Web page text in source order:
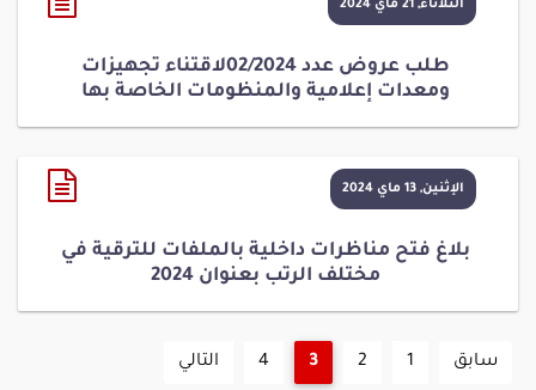
الثلاثاء, 21 ماي 2024
طلب عروض عدد 02/2024لاقتناء تجهيزات
ومعدات إعلامية والمنظومات الخاصة بها
الإثنين, 13 ماي 2024
بلاغ فتح مناظرات داخلية بالملفات للترقية في
مختلف الرتب بعنوان 2024
سابق 1
2
3
4 التالي